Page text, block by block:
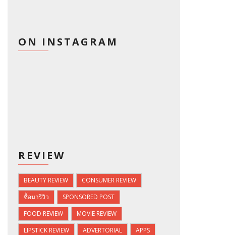
ON INSTAGRAM
REVIEW
BEAUTY REVIEW
CONSUMER REVIEW
ซื้อมารีวิว
SPONSORED POST
FOOD REVIEW
MOVIE REVIEW
LIPSTICK REVIEW
ADVERTORIAL
APPS